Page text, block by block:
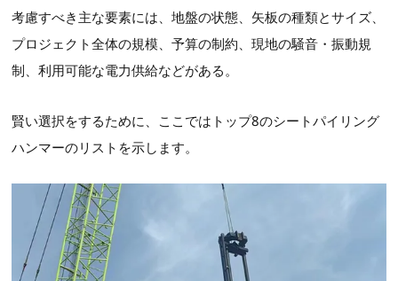
考慮すべき主な要素には、地盤の状態、矢板の種類とサイズ、
プロジェクト全体の規模、予算の制約、現地の騒音・振動規
制、利用可能な電力供給などがある。
賢い選択をするために、ここではトップ8のシートパイリング
ハンマーのリストを示します。